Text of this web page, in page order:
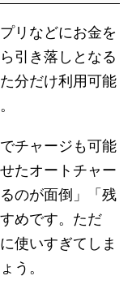
リなどにお金を
引き落しとなる
分だけ利用可能
チャージも可能
たオートチャー
のが面倒」「残
めです。ただ
使いすぎてしま
う。